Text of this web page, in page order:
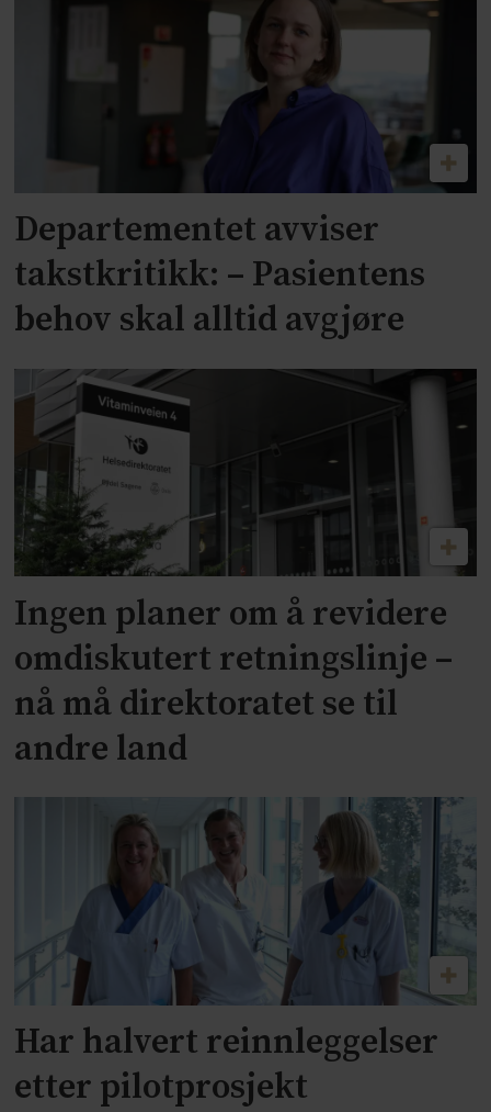
Departementet avviser
takstkritikk: – Pasientens
behov skal alltid avgjøre
Ingen planer om å revidere
omdiskutert retningslinje –
nå må direktoratet se til
andre land
Har halvert reinnleggelser
etter pilotprosjekt